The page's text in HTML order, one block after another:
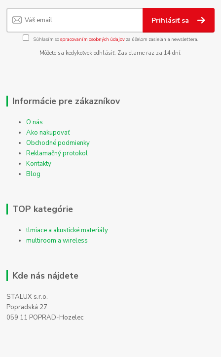
Prihlásiť sa
Súhlasím sospracovaním osobných údajov za účelom zasielania newslettera.
Môžete sa kedykoľvek odhlásiť. Zasielame raz za 14 dní.
Informácie pre zákazníkov
O nás
Ako nakupovať
Obchodné podmienky
Reklamačný protokol
Kontakty
Blog
TOP kategórie
tlmiace a akustické materiály
multiroom a wireless
Kde nás nájdete
STALUX s.r.o.
Popradská 27
059 11 POPRAD-Hozelec